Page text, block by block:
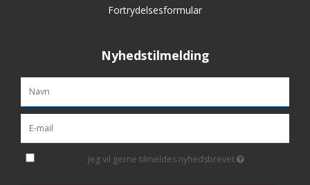
Fortrydelsesformular
Nyhedstilmelding
Jeg vil gerne tilmeldes nyhedsbrevet